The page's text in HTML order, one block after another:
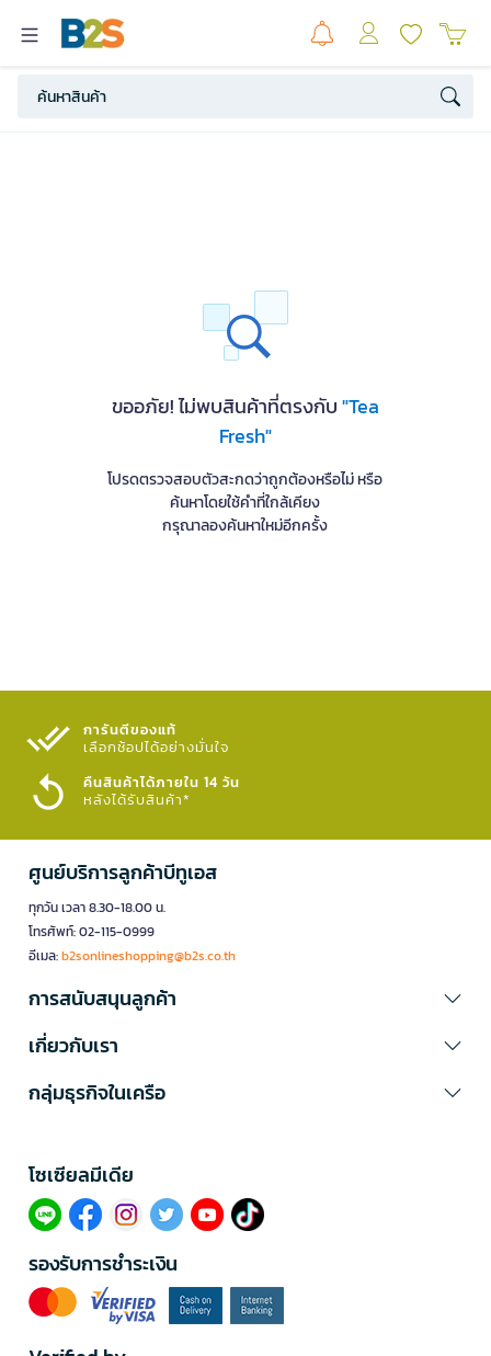
ขออภัย! ไม่พบสินค้าที่ตรงกับ"Tea
Fresh"
โปรดตรวจสอบตัวสะกดว่าถูกต้องหรือไม่ หรือ
ค้นหาโดยใช้คำที่ใกล้เคียง
กรุณาลองค้นหาใหม่อีกครั้ง
การันตีของแท้
เลือกช้อปได้อย่างมั่นใจ​
คืนสินค้าได้ภายใน 14 วัน
หลังได้รับสินค้า*
ศูนย์บริการลูกค้าบีทูเอส
ทุกวัน เวลา 8.30-18.00 น.
โทรศัพท์: 02-115-0999
อีเมล:b2sonlineshopping@b2s.co.th
การสนับสนุนลูกค้า
เกี่ยวกับเรา
กลุ่มธุรกิจในเครือ
โซเซียลมีเดีย​
รองรับการชำระเงิน